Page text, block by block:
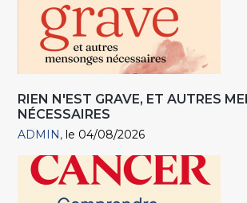
RIEN N'EST GRAVE, ET AUTRES
NÉCESSAIRES
ADMIN le 04/08/2026